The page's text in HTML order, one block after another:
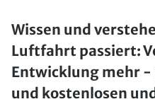
Wissen und
Luftfahrt passiert:
Entwicklung mehr
und kostenlosen